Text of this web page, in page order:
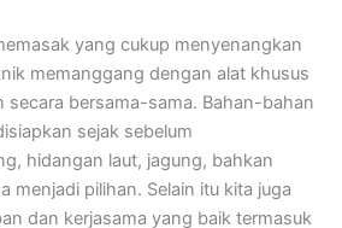
yang cukup menyenangkan
memanggang dengan alat khusus
secara bersama-sama. Bahan-bahan
sejak sebelum
hidangan laut, jagung, bahkan
menjadi pilihan. Selain itu kita juga
dan kerjasama yang baik termasuk